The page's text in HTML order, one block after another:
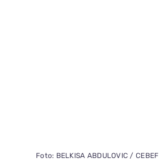
Foto: BELKISA ABDULOVIC / CEBEF